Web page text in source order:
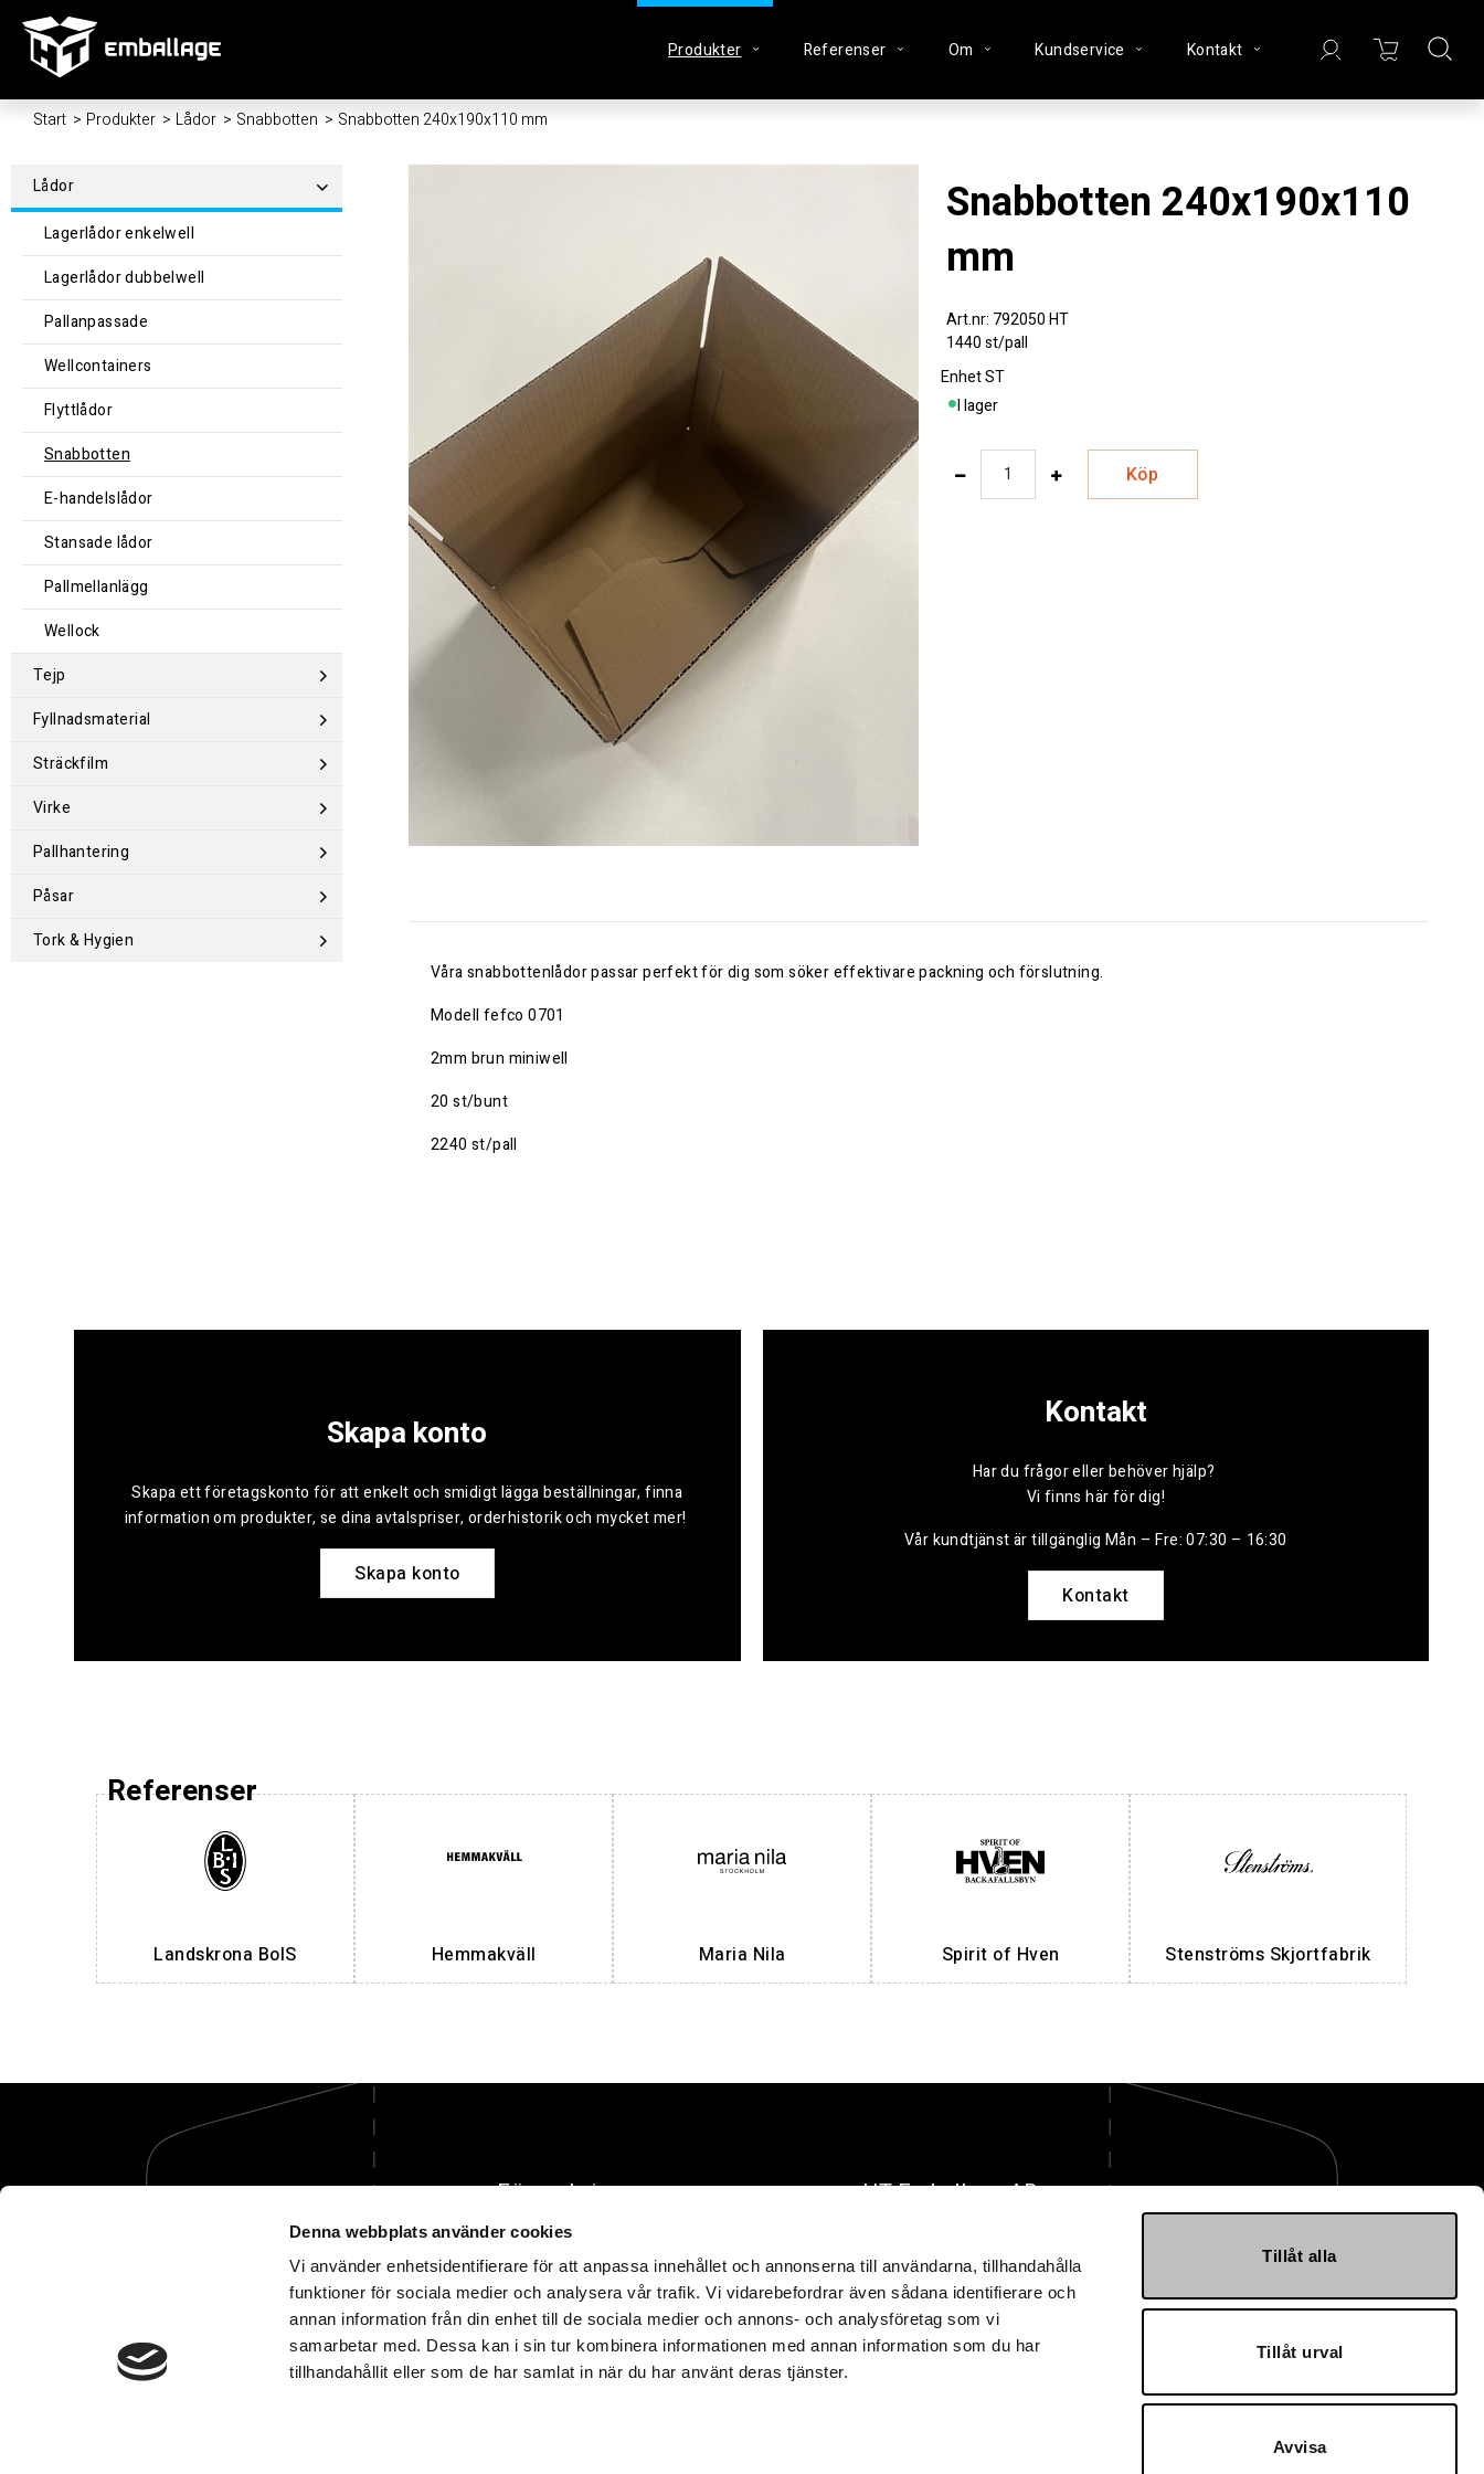
Denna webbplats använder cookies
Vi använder enhetsidentifierare för att anpassa innehållet och annonserna till användarna, tillhandahålla
funktioner för sociala medier och analysera vår trafik. Vi vidarebefordrar även sådana identifierare och
annan information från din enhet till de sociala medier och annons- och analysföretag som vi
samarbetar med. Dessa kan i sin tur kombinera informationen med annan information som du har
tillhandahållit eller som de har samlat in när du har använt deras tjänster.
Tillåt alla
Tillåt urval
Avvisa
Produkter Referenser Om Kundservice Kontakt
Start / Produkter / Lådor / Snabbotten / Snabbotten 240x190x110 mm
Lådor
Lagerlådor enkelwell
Lagerlådor dubbelwell
Pallanpassade
Wellcontainers
Flyttlådor
Snabbotten
E-handelslådor
Stansade lådor
Pallmellanlägg
Wellock
Tejp
Fyllnadsmaterial
Sträckfilm
Virke
Pallhantering
Påsar
Tork & Hygien
Snabbotten 240x190x110
mm
792050 HT
1440 st/pall
EnhetST
I lager
Köp
Våra snabbottenlådor passar perfekt för dig som söker effektivare packning och förslutning.
Modell fefco 0701
2mm brun miniwell
20 st/bunt
2240 st/pall
Skapa konto
Skapa ett företagskonto för att enkelt och smidigt lägga beställningar, finna
information om produkter, se dina avtalspriser, orderhistorik och mycket mer!
Skapa konto
Kontakt
Har du frågor eller behöver hjälp?
Vi finns här för dig!
Vår kundtjänst är tillgänglig Mån – Fre: 07:30 – 16:30
Kontakt
Referenser
Landskrona BoIS Hemmakväll Maria Nila Spirit of Hven Stenströms Skjortfabrik
Förpackningar
Vi tar hand om ömtåliga och värdefulla
produkter
HT Emballage AB
E-post:
info@htemballage.se
Telefon: +46 418 40 30 10
Adress: Företagsvägen 7
261 51 Landskrona